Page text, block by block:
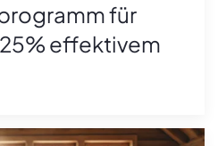
für
effektivem